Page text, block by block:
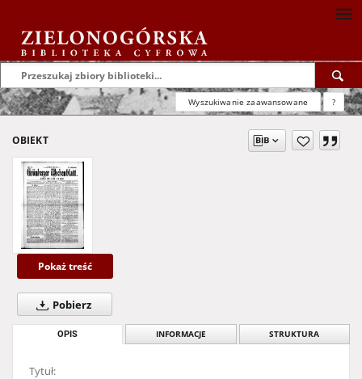
Wyszukiwanie zaawansowane ?
OBIEKT
Pokaż treść
Pobierz
OPIS INFORMACJE STRUKTURA
Tytuł: